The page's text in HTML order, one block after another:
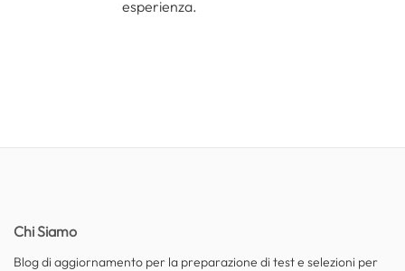
esperienza.
Chi Siamo
Blog di aggiornamento per la preparazione di test e selezioni per